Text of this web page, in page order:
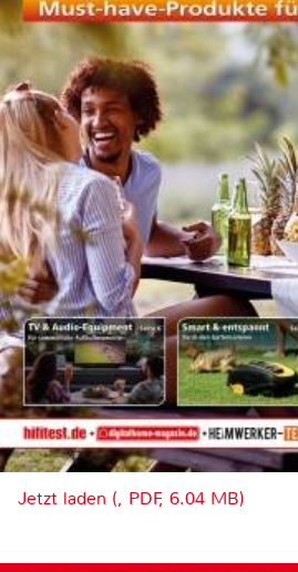
Jetzt laden (, PDF, 6.04 MB)